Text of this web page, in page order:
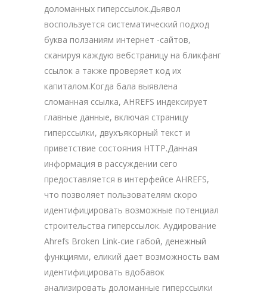
доломанных гиперссылок.Дьявол
воспользуется систематический подход
буква ползаниям интернет -сайтов,
сканируя каждую вебстраницу на бликфанг
ссылок а также проверяет код их
капиталом.Когда бала выявлена
сломанная ссылка, AHREFS индексирует
главные данные, включая страницу
гиперссылки, двухъякорный текст и
приветствие состояния HTTP.Данная
информация в рассуждении сего
предоставляется в интерфейсе AHREFS,
что позволяет пользователям скоро
идентифицировать возможные потенциал
строительства гиперссылок. Аудирование
Ahrefs Broken Link-сие габой, денежный
функциями, еликий дает возможность вам
идентифицировать вдобавок
анализировать доломанные гиперссылки